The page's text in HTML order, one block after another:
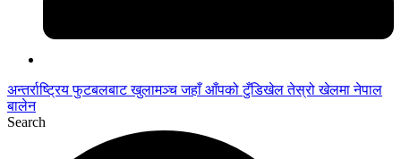
अन्तर्राष्ट्रिय फुटबलबाट खुलामञ्च जहाँ आँपको टुँडिखेल तेस्रो खेलमा नेपाल
बालेन
Search